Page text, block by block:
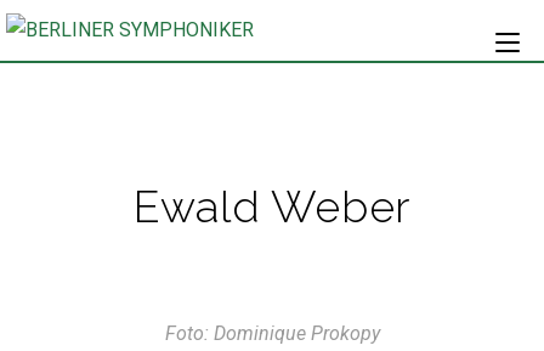
Ewald Weber
Foto: Dominique Prokopy